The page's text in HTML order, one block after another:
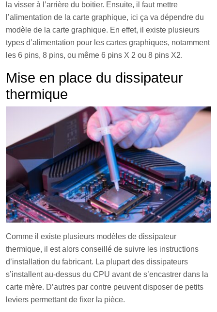
la visser à l’arrière du boitier. Ensuite, il faut mettre
l’alimentation de la carte graphique, ici ça va dépendre du
modèle de la carte graphique. En effet, il existe plusieurs
types d’alimentation pour les cartes graphiques, notamment
les 6 pins, 8 pins, ou même 6 pins X 2 ou 8 pins X2.
Mise en place du dissipateur
thermique
Comme il existe plusieurs modèles de dissipateur
thermique, il est alors conseillé de suivre les instructions
d’installation du fabricant. La plupart des dissipateurs
s’installent au-dessus du CPU avant de s’encastrer dans la
carte mère. D’autres par contre peuvent disposer de petits
leviers permettant de fixer la pièce.